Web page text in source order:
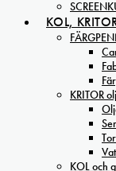
KOL,
KRITOR
KOL och